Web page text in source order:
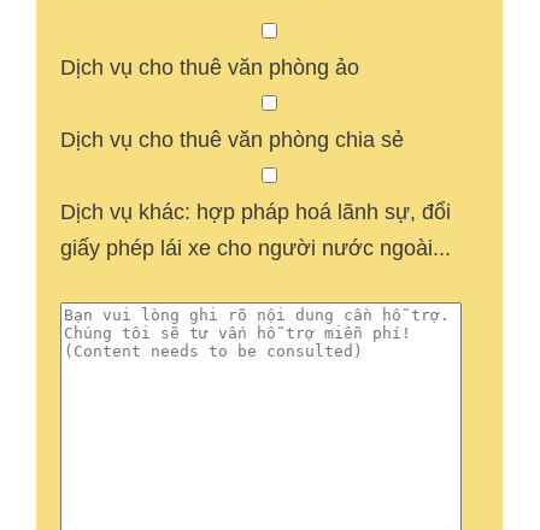
Dịch vụ cho thuê văn phòng ảo
Dịch vụ cho thuê văn phòng chia sẻ
Dịch vụ khác: hợp pháp hoá lãnh sự, đổi
giấy phép lái xe cho người nước ngoài...